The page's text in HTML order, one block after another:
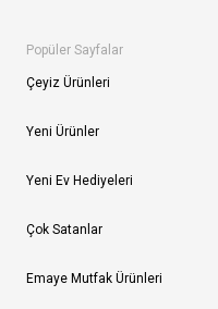
Popüler Sayfalar
Çeyiz Ürünleri
Yeni Ürünler
Yeni Ev Hediyeleri
Çok Satanlar
Emaye Mutfak Ürünleri